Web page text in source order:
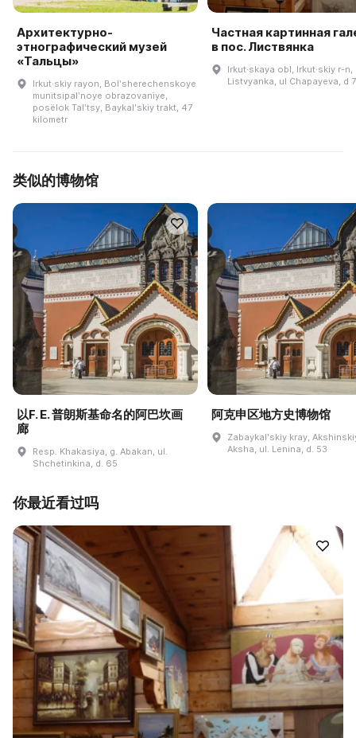
Архитектурно-
этнографический музей
«Тальцы»
Irkut·skiy rayon, Bolʹsherechenskoye
munitsipalʹnoye obrazovaniye,
posëlok Talʹtsy, Baykalʹskiy trakt, 47
kilometr
Частная картинная
в пос. Листвянка
Irkut·skaya obl, Irkut·skiy r-n,
Listvyanka, ul Chapayeva, d
类似的博物馆
以F. E. 普朗斯基命名的阿巴坎画
廊
Resp. Khakasiya, g. Abakan, ul.
Shchetinkina, d. 65
阿克申区地方史博物馆
Zabaykalʹskiy kray,
Aksha, ul. Lenina, d. 53
你最近看过吗